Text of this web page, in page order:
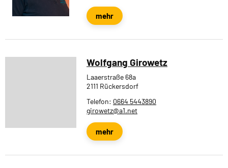
mehr
Wolfgang Girowetz
Laaerstraße 68a
2111 Rückersdorf
Telefon: 0664 5443890
girowetz@a1.net
mehr